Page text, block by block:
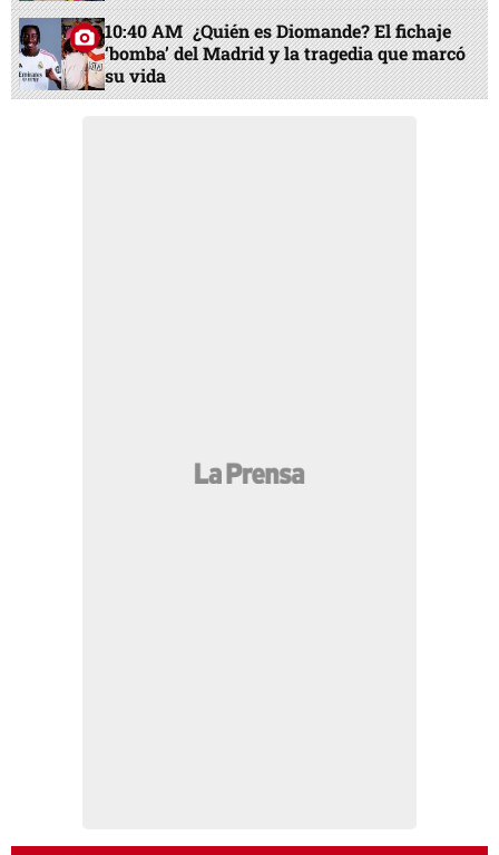
10:40 AM ¿Quién es Diomande? El fichaje
‘bomba’ del Madrid y la tragedia que marcó
su vida